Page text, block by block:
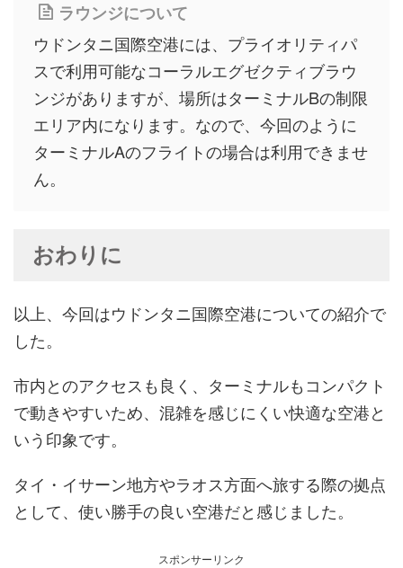
ラウンジについて
ウドンタニ国際空港には、プライオリティパ
スで利用可能なコーラルエグゼクティブラウ
ンジがありますが、場所はターミナルBの制限
エリア内になります。なので、今回のように
ターミナルAのフライトの場合は利用できませ
ん。
おわりに
以上、今回はウドンタニ国際空港についての紹介で
した。
市内とのアクセスも良く、ターミナルもコンパクト
で動きやすいため、混雑を感じにくい快適な空港と
いう印象です。
タイ・イサーン地方やラオス方面へ旅する際の拠点
として、使い勝手の良い空港だと感じました。
スポンサーリンク